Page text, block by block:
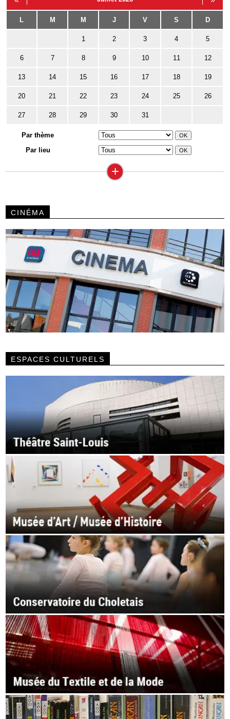
L M M J V S D
1 2 3 4 5
6 7 8 9 10 11 12
13 14 15 16 17 18 19
20 21 22 23 24 25 26
27 28 29 30 31
Par thème
Par lieu
+
CINÉMA
ESPACES CULTURELS